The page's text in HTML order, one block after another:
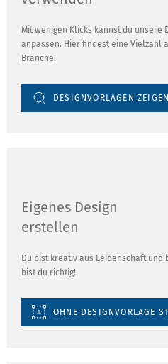
Mit wenigen Klicks kannst du unsere
anpassen. Hier findest eine Vielzahl
Branche!
DESIGNVORLAGEN ZEIGEN
Eigenes Design
erstellen
Du bist kreativ aus Leidenschaft und
bist du richtig!
OHNE DESIGNVORLAGE